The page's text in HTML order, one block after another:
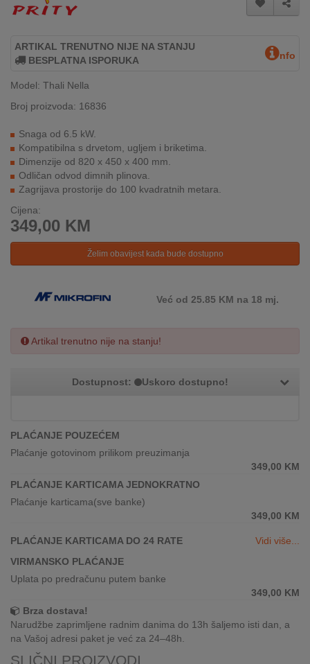
GAME
INTERNO
MOJ
AKCIJE
BRENDOVI
NOVO
U
KUPOVINA
NAMA
KUPITI?
KUPOVINA
INOSTRANSTVA
ENERGETSKE
UČINKOVITOSTI
DIGITALIS
ARTIKAL TRENUTNO NIJE NA STANJU
BESPLATNA ISPORUKA
nfo
Model: Thali Nella
Broj proizvoda: 16836
Snaga od 6.5 kW.
Kompatibilna s drvetom, ugljem i briketima.
Dimenzije od 820 x 450 x 400 mm.
Odličan odvod dimnih plinova.
Zagrijava prostorije do 100 kvadratnih metara.
Cijena:
349,00 KM
Želim obavijest kada bude dostupno
Već od 25.85 KM na 18 mj.
Artikal trenutno nije na stanju!
Dostupnost: Uskoro dostupno!
PLAĆANJE POUZEĆEM
Plaćanje gotovinom prilikom preuzimanja
349,00 KM
PLAĆANJE KARTICAMA JEDNOKRATNO
Plaćanje karticama(sve banke)
349,00 KM
PLAĆANJE KARTICAMA DO 24 RATE
Vidi više...
VIRMANSKO PLAĆANJE
Uplata po predračunu putem banke
349,00 KM
Brza dostava!
Narudžbe zaprimljene radnim danima do 13h šaljemo isti dan, a
na Vašoj adresi paket je već za 24–48h.
SLIČNI PROIZVODI